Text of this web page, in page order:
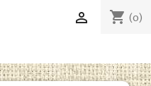
shopping_cart (0)
